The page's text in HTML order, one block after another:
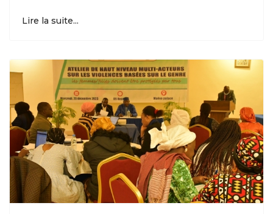
Lire la suite...